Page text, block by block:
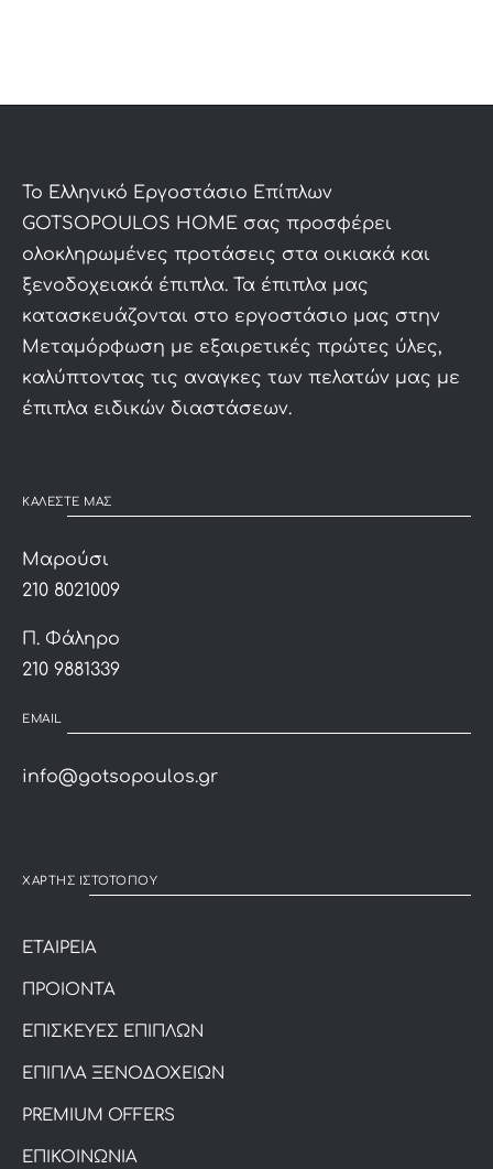
To Ελληνικό Εργοστάσιο Επίπλων
GOTSOPOULOS HOME σας προσφέρει
ολοκληρωμένες προτάσεις στα οικιακά και
ξενοδοχειακά έπιπλα. Τα έπιπλα μας
κατασκευάζονται στο εργοστάσιο μας στην
Μεταμόρφωση με εξαιρετικές πρώτες ύλες,
καλύπτοντας τις αναγκες των πελατών μας με
έπιπλα ειδικών διαστάσεων.
ΚΑΛΕΣΤΕ ΜΑΣ
Μαρούσι
210 8021009
Π. Φάληρο
210 9881339
EMAIL
info@gotsopoulos.gr
ΧΑΡΤΗΣ ΙΣΤΟΤΟΠΟΥ
ΕΤΑΙΡΕΙΑ
ΠΡΟΙΟΝΤΑ
ΕΠΙΣΚΕΥΕΣ ΕΠΙΠΛΩΝ
ΕΠΙΠΛΑ ΞΕΝΟΔΟΧΕΙΩΝ
PREMIUM OFFERS
ΕΠΙΚΟΙΝΩΝΙΑ